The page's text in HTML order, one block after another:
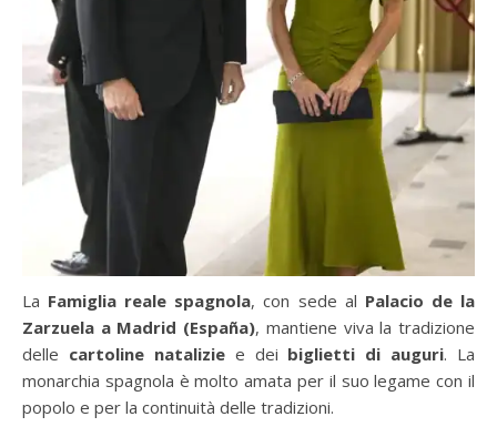
La Famiglia reale spagnola, con sede al Palacio de la
Zarzuela a Madrid (España), mantiene viva la tradizione
delle cartoline nataliziee dei biglietti di auguri. La
monarchia spagnola è molto amata per il suo legame con il
popolo e per la continuità delle tradizioni.